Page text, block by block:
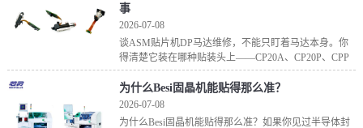
事
2026-07-08
谈ASM贴片机DP马达维修，不能只盯着马达本身。你
得清楚它装在哪种贴装头上——CP20A、CP20P、CPP
还是TH头，不同型号的DP马达不仅料号不同（比如
CP20A常用03058627，CP20P常
为什么Besi固晶机能贴得那么准？
2026-07-08
为什么Besi固晶机能贴得那么准？如果你见过半导体封